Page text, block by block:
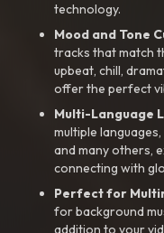
technology.
Mood and Tone
tracks that match
upbeat, chill,
offer the perfect
Multi-Language
multiple
and many others,
connecting with
Perfect for
for background
addition to your